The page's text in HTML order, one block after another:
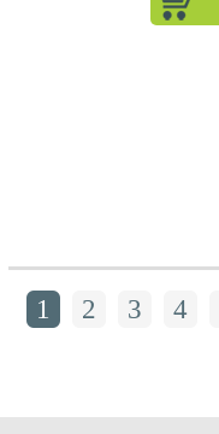
1 2 3 4